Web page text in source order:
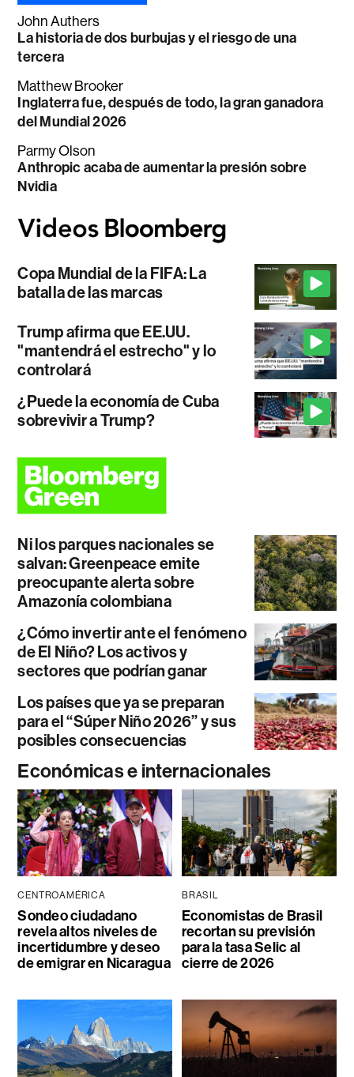
John Authers
La historia de dos burbujas y el riesgo de una
tercera
Matthew Brooker
Inglaterra fue, después de todo, la gran ganadora
del Mundial 2026
Parmy Olson
Anthropic acaba de aumentar la presión sobre
Nvidia
Copa Mundial de la FIFA: La
batalla de las marcas
Trump afirma que EE.UU.
"mantendrá el estrecho" y lo
controlará
¿Puede la economía de Cuba
sobrevivir a Trump?
Ni los parques nacionales se
salvan: Greenpeace emite
preocupante alerta sobre
Amazonía colombiana
¿Cómo invertir ante el fenómeno
de El Niño? Los activos y
sectores que podrían ganar
Los países que ya se preparan
para el “Súper Niño 2026” y sus
posibles consecuencias
Económicas e internacionales
CENTROAMÉRICA
Sondeo ciudadano
revela altos niveles de
incertidumbre y deseo
de emigrar en Nicaragua
BRASIL
Economistas de Brasil
recortan su previsión
para la tasa Selic al
cierre de 2026